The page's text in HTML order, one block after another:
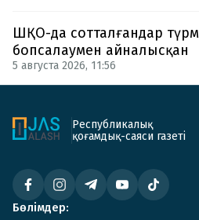
ШҚО-да сотталғандар
бопсалаумен айналысқан
5 августа 2026, 11:56
Республикалық
қоғамдық-саяси газеті
Бөлімдер: